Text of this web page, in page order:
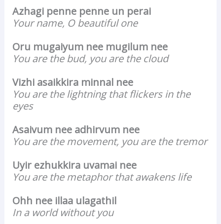
Azhagi penne penne un perai
Your name, O beautiful one
Oru mugaiyum nee mugilum nee
You are the bud, you are the cloud
Vizhi asaikkira minnal nee
You are the lightning that flickers in the
eyes
Asaivum nee adhirvum nee
You are the movement, you are the tremor
Uyir ezhukkira uvamai nee
You are the metaphor that awakens life
Ohh nee illaa ulagathil
In a world without you